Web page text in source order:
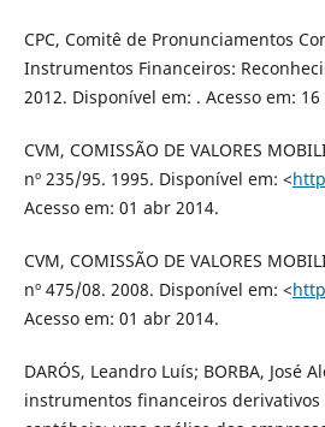
CPC, Comitê de Pronunciamentos
Instrumentos Financeiros:
2012. Disponível em: . Acesso em:
CVM, COMISSÃO DE VALORES
nº 235/95. 1995. Disponível em: <
Acesso em: 01 abr 2014.
CVM, COMISSÃO DE VALORES
nº 475/08. 2008. Disponível em: <
Acesso em: 01 abr 2014.
DARÓS, Leandro Luís; BORBA, José
instrumentos financeiros derivativos